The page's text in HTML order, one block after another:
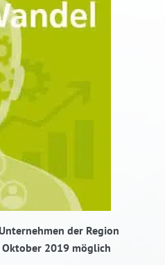
der Region
2019 möglich